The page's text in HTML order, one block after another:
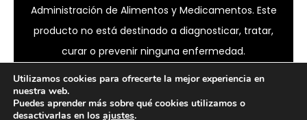
Administración de Alimentos y Medicamentos. Este
producto no está destinado a diagnosticar, tratar,
curar o prevenir ninguna enfermedad.
© 2024 Bixahuman all rights reserved
Utilizamos cookies para ofrecerte la mejor experiencia en
nuestra web.
Puedes aprender más sobre qué cookies utilizamos o
desactivarlas en los ajustes.